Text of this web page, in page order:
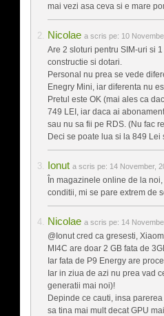
mai vezi asa ceva si e mare
Nicolae a scris pe: 10
Are 2 sloturi pentru SIM-uri si
constructie si dotari.
Personal nu prea se vede
Enegry Mini, iar diferenta nu
Pretul este OK (mai ales ca
749 LEI, iar daca ai
sau nu sa fii pe RDS. (Nu fac
Deci se poate lua si la 849 Lei
Ionut a scris pe: 14 November,
În magazinele online de la
conditii, mi se pare extrem de
Nicolae a scris pe: 14
@Ionut cred ca gresesti,
MI4C are doar 2 GB fata de
Iar fata de P9 Energy are
Iar in ziua de azi nu prea vad
generatii mai noi)!
Depinde ce cauti, insa
sa tina mai mult decat GPU